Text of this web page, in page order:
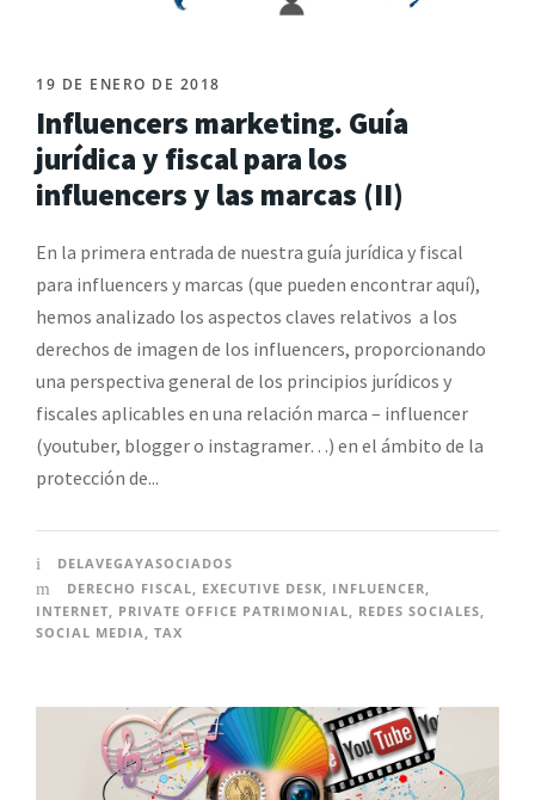
19 DE ENERO DE 2018
Influencers marketing. Guía
jurídica y fiscal para los
influencers y las marcas (II)
En la primera entrada de nuestra guía jurídica y fiscal
para influencers y marcas (que pueden encontrar aquí),
hemos analizado los aspectos claves relativos a los
derechos de imagen de los influencers, proporcionando
una perspectiva general de los principios jurídicos y
fiscales aplicables en una relación marca – influencer
(youtuber, blogger o instagramer…) en el ámbito de la
protección de...
DELAVEGAYASOCIADOS
DERECHO FISCAL, EXECUTIVE DESK, INFLUENCER,
INTERNET, PRIVATE OFFICE PATRIMONIAL, REDES SOCIALES,
SOCIAL MEDIA, TAX